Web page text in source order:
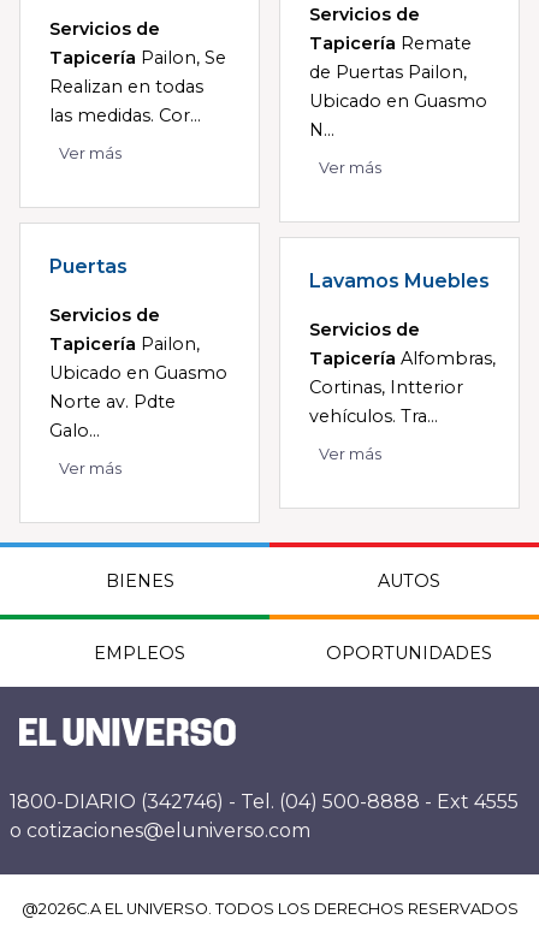
Servicios de
Tapicería Pailon, Se
Realizan en todas
las medidas. Cor...
Ver más
Servicios de
Tapicería Remate
de Puertas Pailon,
Ubicado en Guasmo
N...
Ver más
Puertas
Servicios de
Tapicería Pailon,
Ubicado en Guasmo
Norte av. Pdte
Galo...
Ver más
Lavamos Muebles
Servicios de
Tapicería Alfombras,
Cortinas, Intterior
vehículos. Tra...
Ver más
BIENES AUTOS
EMPLEOS OPORTUNIDADES
1800-DIARIO (342746) - Tel. (04) 500-8888 - Ext 4555
o cotizaciones@eluniverso.com
@2026C.A EL UNIVERSO. TODOS LOS DERECHOS RESERVADOS